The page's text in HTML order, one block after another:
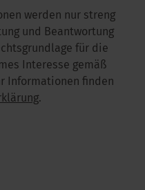
werden nur streng
und Beantwortung
für die
Interesse gemäß
Informationen finden
.